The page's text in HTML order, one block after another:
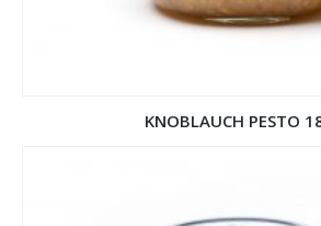
KNOBLAUCH PESTO